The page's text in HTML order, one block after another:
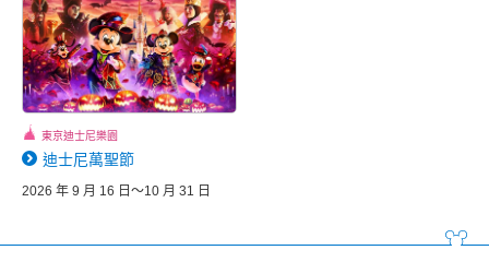
東京迪士尼樂園
迪士尼萬聖節
2026 年 9 月 16 日～10 月 31 日